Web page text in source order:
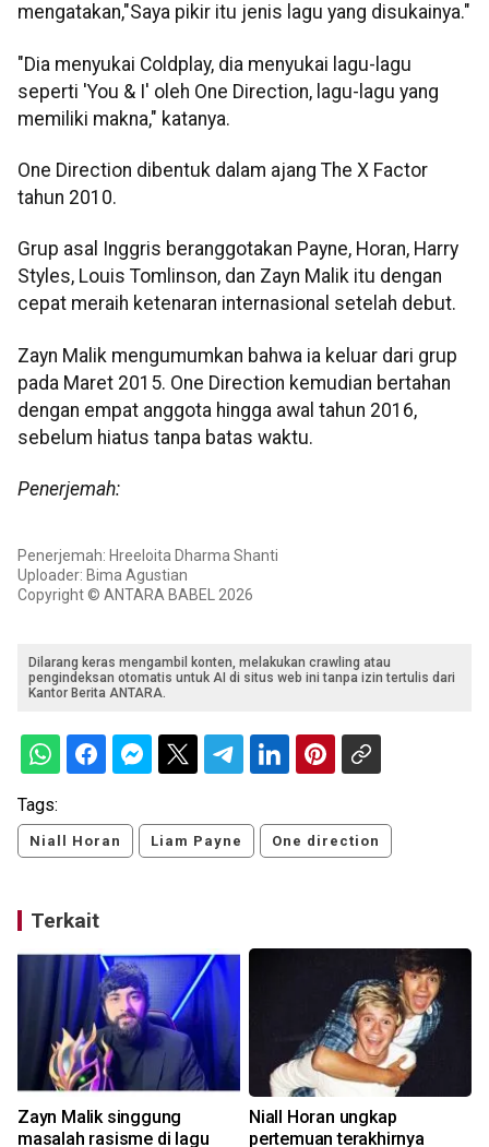
mengatakan,"Saya pikir itu jenis lagu yang disukainya."
"Dia menyukai Coldplay, dia menyukai lagu-lagu
seperti 'You & I' oleh One Direction, lagu-lagu yang
memiliki makna," katanya.
One Direction dibentuk dalam ajang The X Factor
tahun 2010.
Grup asal Inggris beranggotakan Payne, Horan, Harry
Styles, Louis Tomlinson, dan Zayn Malik itu dengan
cepat meraih ketenaran internasional setelah debut.
Zayn Malik mengumumkan bahwa ia keluar dari grup
pada Maret 2015. One Direction kemudian bertahan
dengan empat anggota hingga awal tahun 2016,
sebelum hiatus tanpa batas waktu.
Penerjemah:
Penerjemah: Hreeloita Dharma Shanti
Uploader: Bima Agustian
Copyright © ANTARA BABEL 2026
Dilarang keras mengambil konten, melakukan crawling atau
pengindeksan otomatis untuk AI di situs web ini tanpa izin tertulis dari
Kantor Berita ANTARA.
Tags:
Niall Horan Liam Payne One direction
Terkait
Zayn Malik singgung
masalah rasisme di lagu
Niall Horan ungkap
pertemuan terakhirnya